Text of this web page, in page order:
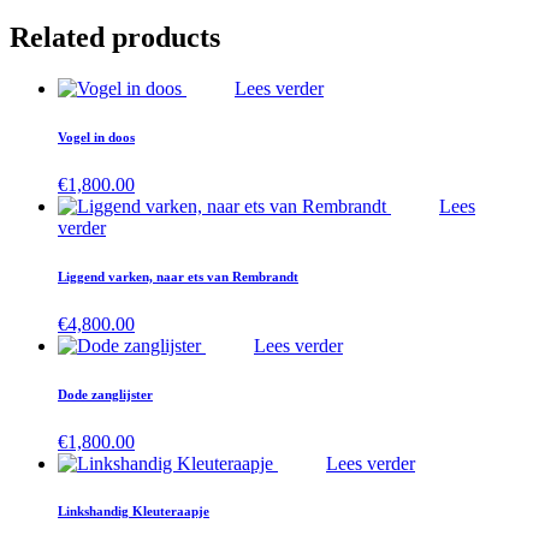
Related products
Lees verder
Vogel in doos
€1,800.00
Lees
verder
Liggend varken, naar ets van Rembrandt
€4,800.00
Lees verder
Dode zanglijster
€1,800.00
Lees verder
Linkshandig Kleuteraapje